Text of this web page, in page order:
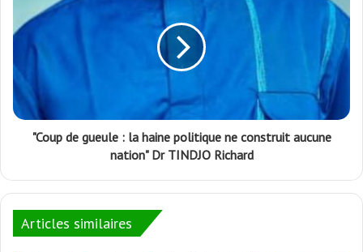
"Coup de gueule : la haine politique ne construit aucune
nation" Dr TINDJO Richard
Articles similaires